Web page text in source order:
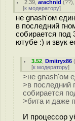
2.39 ,arachnid (??
[к модератору]
не gnash'ом
в последний
собирается под
ютубе :) и звук
3.52 ,Dmitryx86
[к модератору]
>не gnash'ом
>в последний
собирается
>бита и даже
И процессор